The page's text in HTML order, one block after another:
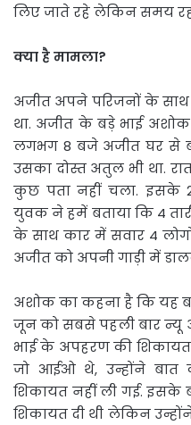
लिए जाते रहे लेकिन समय
क्या है मामला?
अजीत अपने परिजनों के
था. अजीत के बड़े भाई
लगभग 8 बजे अजीत घर से
उसका दोस्त अतुल भी था.
कुछ पता नहीं चला. इसके
युवक ने हमें बताया कि 4
के साथ कार में सवार 4
अजीत को अपनी गाड़ी में
अशोक का कहना है कि यह
जून को सबसे पहली बार
भाई के अपहरण की शिकायत
जो आईओ थे, उन्होंने बात
शिकायत नहीं ली गई. इसके
शिकायत दी थी लेकिन